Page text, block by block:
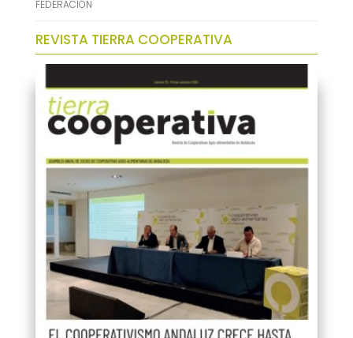
FEDERACIÓN
REVISTA TIERRA COOPERATIVA